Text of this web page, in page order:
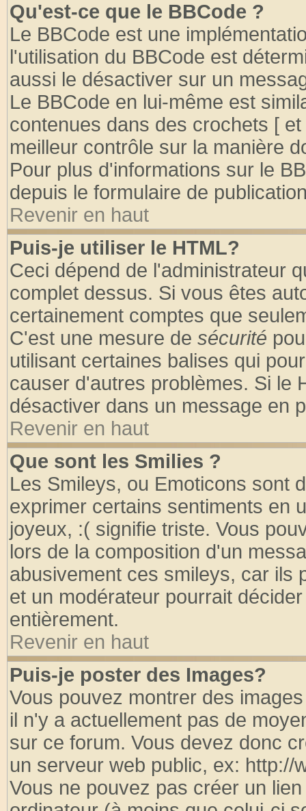
Qu'est-ce que le BBCode ?
Le BBCode est une
l'utilisation du BBCode est
aussi le désactiver sur un
Le BBCode en lui-même est
contenues dans des crochets [
meilleur contrôle sur la manière
Pour plus d'informations sur le
depuis le formulaire de
Revenir en haut
Puis-je utiliser le HTML?
Ceci dépend de l'administrateur
complet dessus. Si vous êtes
certainement comptes que
C'est une mesure de sécurité
utilisant certaines balises qui
causer d'autres problèmes. Si le
désactiver dans un message en
Revenir en haut
Que sont les Smilies ?
Les Smileys, ou Emoticons sont
exprimer certains sentiments en
joyeux, :( signifie triste. Vous
lors de la composition d'un
abusivement ces smileys, car ils
et un modérateur pourrait
entièrement.
Revenir en haut
Puis-je poster des Images?
Vous pouvez montrer des
il n'y a actuellement pas de
sur ce forum. Vous devez donc
un serveur web public, ex: http://
Vous ne pouvez pas créer un